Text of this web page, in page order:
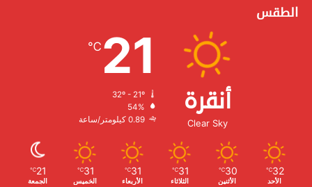
الطقس
أنقرة
Clear Sky
21
℃
الرطوبة:
الرياح:
32
℃
الأحد
30
℃
الأثنين
31
℃
الثلاثاء
31
℃
الأربعاء
31
℃
الخميس
21
℃
الجمعة